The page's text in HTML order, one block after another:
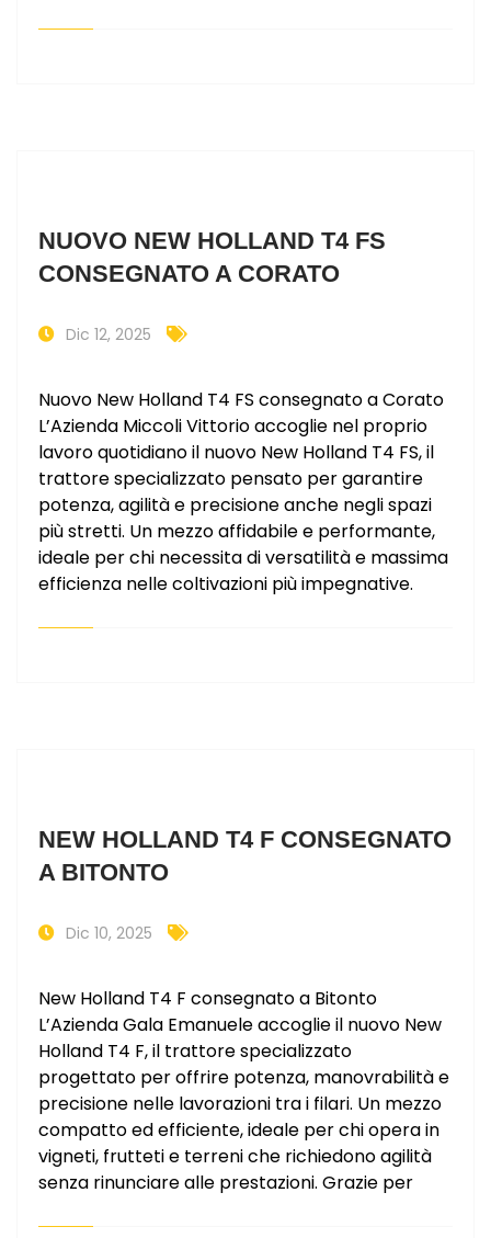
NUOVO NEW HOLLAND T4 FS
CONSEGNATO A CORATO
Dic 12, 2025
Nuovo New Holland T4 FS consegnato a Corato
L’Azienda Miccoli Vittorio accoglie nel proprio
lavoro quotidiano il nuovo New Holland T4 FS, il
trattore specializzato pensato per garantire
potenza, agilità e precisione anche negli spazi
più stretti. Un mezzo affidabile e performante,
ideale per chi necessita di versatilità e massima
efficienza nelle coltivazioni più impegnative.
NEW HOLLAND T4 F CONSEGNATO
A BITONTO
Dic 10, 2025
New Holland T4 F consegnato a Bitonto
L’Azienda Gala Emanuele accoglie il nuovo New
Holland T4 F, il trattore specializzato
progettato per offrire potenza, manovrabilità e
precisione nelle lavorazioni tra i filari. Un mezzo
compatto ed efficiente, ideale per chi opera in
vigneti, frutteti e terreni che richiedono agilità
senza rinunciare alle prestazioni. Grazie per